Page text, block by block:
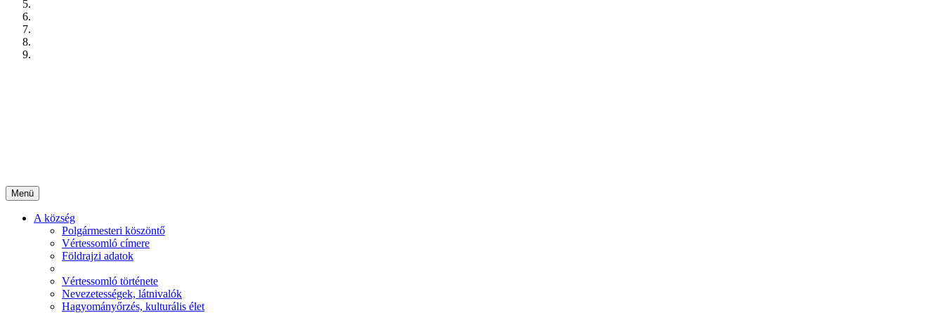
Menü
A község
Polgármesteri köszöntő
Vértessomló címere
Földrajzi adatok
Vértessomló története
Nevezetességek, látnivalók
Hagyományőrzés, kulturális élet